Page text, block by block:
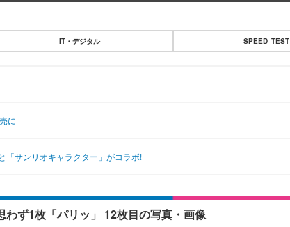
ショッピング
エンタメTOP
音楽
ライフTOP
ペット
IT・デジタル SPEED TEST
に
「サンリオキャラクター」がコラボ!
ず1枚「パリッ」 12枚目の写真・画像